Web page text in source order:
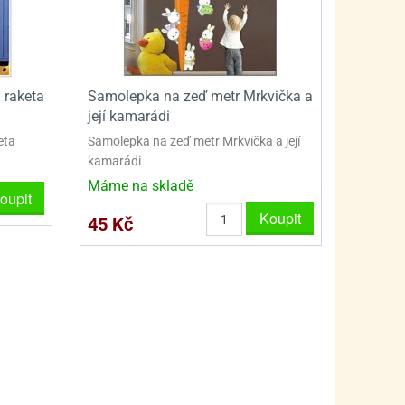
SKLENĚNÉ DÓZY A LAHVE
VAKUOVÉ UCHOVÁNÍ POTRAVIN
PLECHOVÉ KRABIČKY
PRO FANOUŠKY ŠMOULŮ - THE SMURFS
PRO FANOUŠKY TLAPKOVÉ PATROLY - PAW
PRO FANOUŠKY TROLLS - TROLOVÉ
raketa
Samolepka na zeď metr Mrkvička a
její kamarádi
Samolepka na zeď metr Mrkvička a její
kamarádi
Máme na skladě
45 Kč Koupit